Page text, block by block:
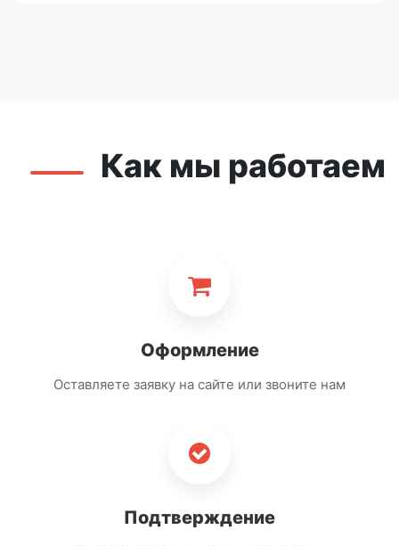
Как мы работаем
Оформление
Оставляете заявку на сайте или звоните нам
Подтверждение